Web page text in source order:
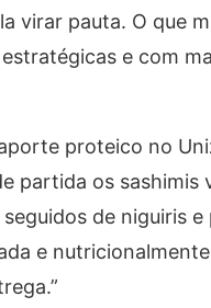
virar pauta. O que
e com
proteico no
partida os sashimis
de niguiris
e